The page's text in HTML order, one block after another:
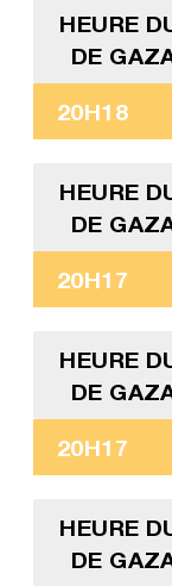
HEURE
DE
20H18
HEURE
DE
20H17
HEURE
DE
20H17
HEURE
DE